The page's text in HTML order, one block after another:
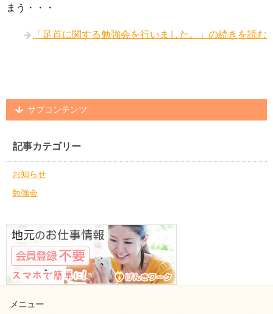
まう・・・
「足首に関する勉強会を行いました。」の続きを読む
サブコンテンツ
記事カテゴリー
お知らせ
勉強会
メニュー